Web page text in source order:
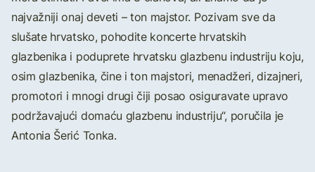
najvažniji onaj deveti – ton majstor. Pozivam sve da
slušate hrvatsko, pohodite koncerte hrvatskih
glazbenika i poduprete hrvatsku glazbenu industriju koju,
osim glazbenika, čine i ton majstori, menadžeri, dizajneri,
promotori i mnogi drugi čiji posao osiguravate upravo
podržavajući domaću glazbenu industriju“, poručila je
Antonia Šerić Tonka.